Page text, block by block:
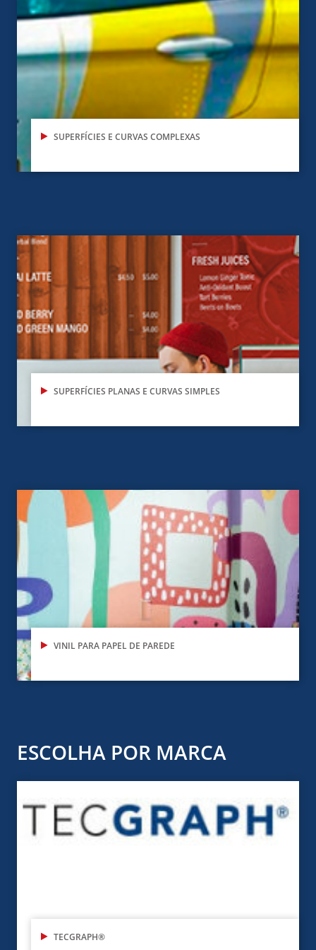
SUPERFÍCIES E CURVAS COMPLEXAS
SUPERFÍCIES PLANAS E CURVAS SIMPLES
VINIL PARA PAPEL DE PAREDE
ESCOLHA POR MARCA
TECGRAPH®